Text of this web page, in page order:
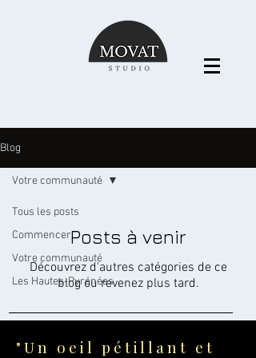
Blog
Tous les posts
Commencer
Votre communauté
Les Hautes-Pyrénées
Votre communauté
Posts à venir
Découvrez d'autres catégories de ce
blog ou revenez plus tard.
"Un oeil pétillant et